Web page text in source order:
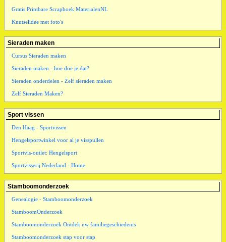
Gratis Printbare Scrapboek MaterialenNL
Knutselidee met foto's
Sieraden maken
Cursus Sieraden maken
Sieraden maken - hoe doe je dat?
Sieraden onderdelen - Zelf sieraden maken
Zelf Sieraden Maken?
Sport vissen
Den Haag - Sportvissen
Hengelsportwinkel voor al je visspullen
Sportvis-outlet: Hengelsport
Sportvisserij Nederland - Home
Stamboomonderzoek
Genealogie - Stamboomonderzoek
StamboomOnderzoek
Stamboomonderzoek Ontdek uw familiegeschiedenis
Stamboomonderzoek stap voor stap